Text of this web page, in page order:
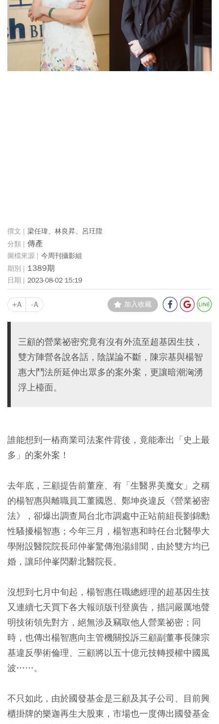
梁任瑋、林良昇、呂玨陞
傳產
今周刊攝影組
1389期
2023-08-02 15:19
+A -A 加入收藏
三顧的營業祕密究竟有沒有外流至超基因生技，
雙方陣營各說各話，陰謀論不斷，陳宗基與楊智
惠大鬥法所延伸出眾多的案外案，更讓暗潮洶湧
浮上檯面。
誰能想到一樁商業司法案件背後，竟能牽出「史上最
多」的案外案！
去年底，三顧提告前董座、有「生醫界美魔女」之稱
的楊智惠與離職員工董國恩、鄭坤炎違反《營業祕密
法》，卻爆出調查局台北市調處中正站前組長劉錦勳
性騷擾楊智惠；今年三月，楊智惠和時任台北醫學大
學附設醫院院長邱仲峯驚傳泡湯緋聞，由於雙方均已
婚，讓邱仲峯閃辭北醫院長。
沒想到七月中旬起，楊智惠任職總經理的超基因生技
又連續七天買下各大報頭版刊登廣告，措詞嚴厲地聲
明技術領先對方，絕無涉及竊取他人營業祕密；同
時，也傳出楊智惠向主管機關投訴三顧副董事長陳宗
基違反學術倫理、三顧將以五十億元技轉授權中國風
波……。
不只如此，由於國發基金是三顧及其子公司、目前興
櫃掛牌的樂迦再生大股東，市場也一度傳出國發基金